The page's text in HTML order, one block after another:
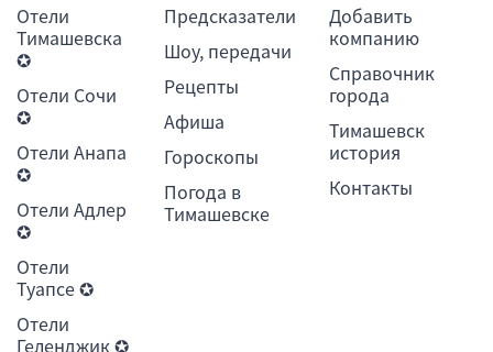
Отели
Тимашевска
✪
Отели Сочи
✪
Отели Анапа
✪
Отели Адлер
✪
Отели
Туапсе ✪
Отели
Геленджик ✪
Предсказатели
Шоу, передачи
Рецепты
Афиша
Гороскопы
Погода в
Тимашевске
Добавить
компанию
Справочник
города
Тимашевск
история
Контакты